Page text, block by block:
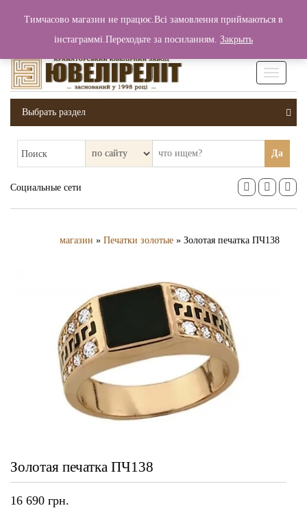
Вход / Регистрация 0 грн.
Выбрать раздел
Поиск Да
Социальные сети
магазин » Печатки золотые » Золотая печатка ПЧ138
Золотая печатка ПЧ138
16 690 грн.
Тимчасово магазин не працює.Всі замовлення приймаються в
інстаграммі.Переходьте за посиланням. Закрыть